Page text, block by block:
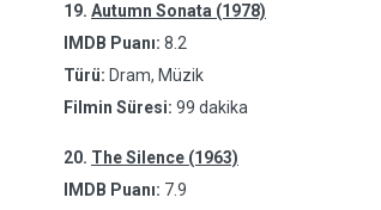
19. Autumn Sonata (1978)
IMDB Puanı: 8.2
Türü: Dram, Müzik
Filmin Süresi: 99 dakika
20. The Silence (1963)
IMDB Puanı: 7.9